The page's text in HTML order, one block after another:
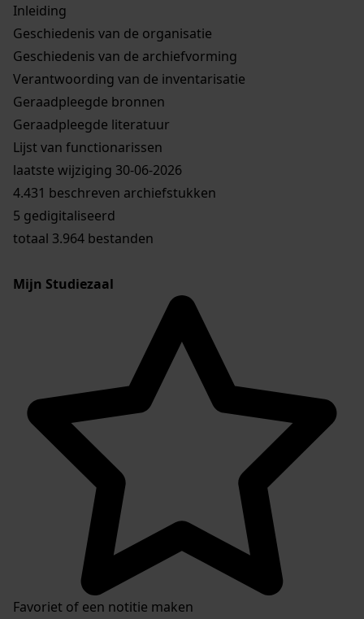
Inleiding
Geschiedenis van de organisatie
Geschiedenis van de archiefvorming
Verantwoording van de inventarisatie
Geraadpleegde bronnen
Geraadpleegde literatuur
Lijst van functionarissen
laatste wijziging 30-06-2026
4.431 beschreven archiefstukken
5 gedigitaliseerd
totaal 3.964 bestanden
Mijn Studiezaal
Favoriet of een notitie maken